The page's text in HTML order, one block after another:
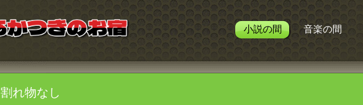
小説の間 音楽の間
割れ物なし